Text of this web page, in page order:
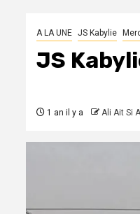
A LA UNE JS Kabylie
JS
1 an il y a Ali Ait Si